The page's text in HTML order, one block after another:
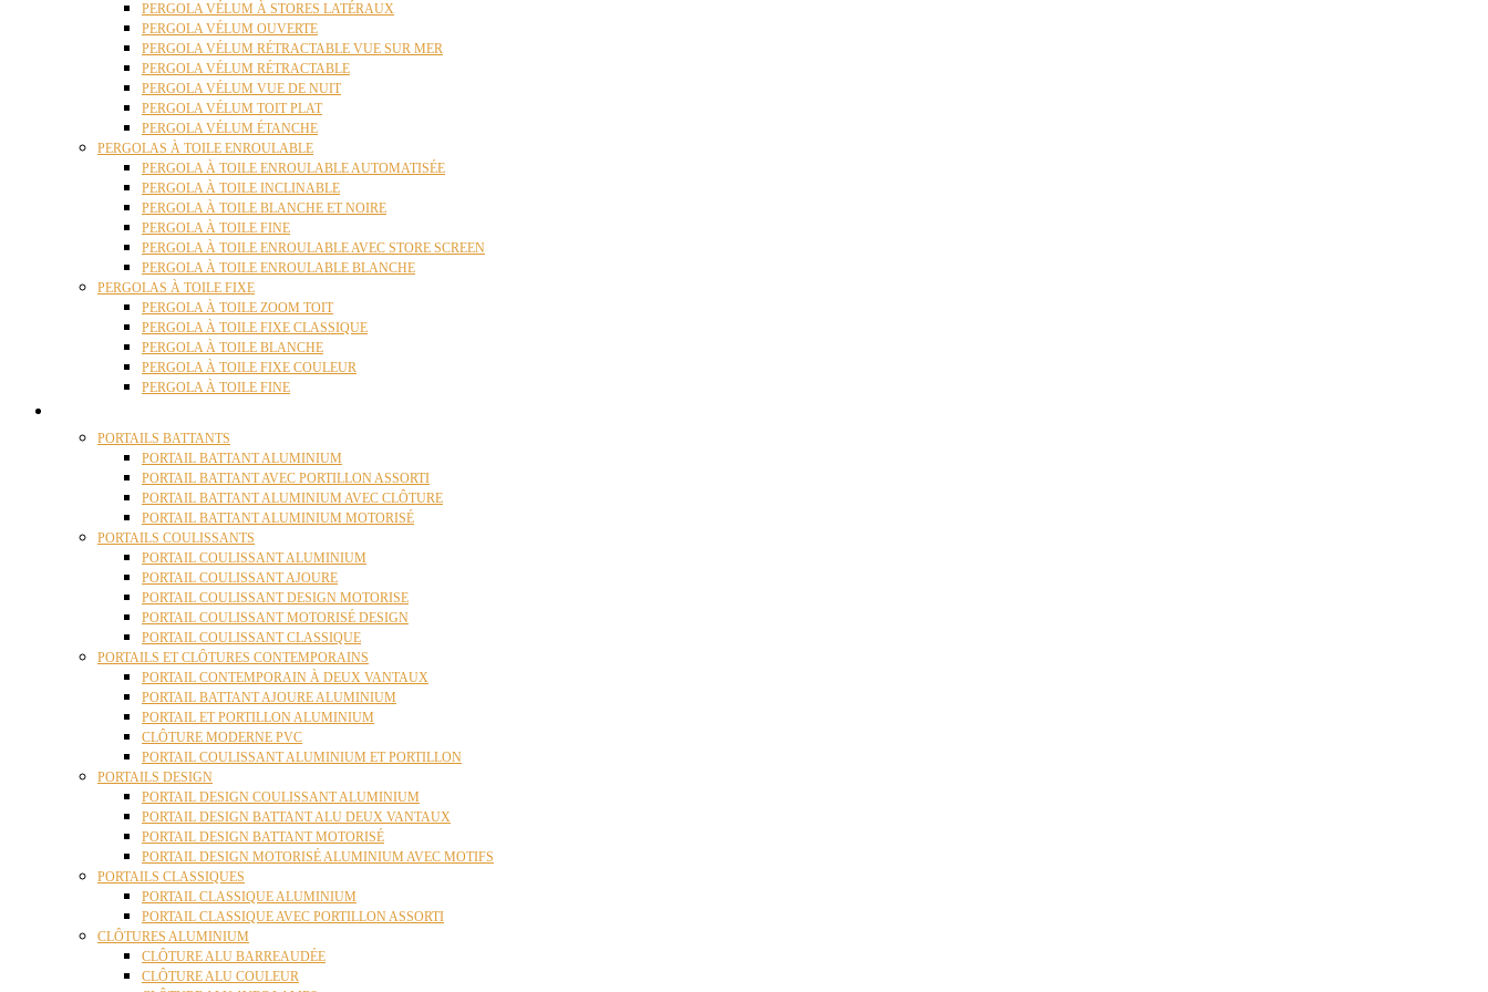
PERGOLA VÉLUM À STORES LATÉRAUX
PERGOLA VÉLUM OUVERTE
PERGOLA VÉLUM RÉTRACTABLE VUE SUR MER
PERGOLA VÉLUM RÉTRACTABLE
PERGOLA VÉLUM VUE DE NUIT
PERGOLA VÉLUM TOIT PLAT
PERGOLA VÉLUM ÉTANCHE
PERGOLAS À TOILE ENROULABLE
PERGOLA À TOILE ENROULABLE AUTOMATISÉE
PERGOLA À TOILE INCLINABLE
PERGOLA À TOILE BLANCHE ET NOIRE
PERGOLA À TOILE FINE
PERGOLA À TOILE ENROULABLE AVEC STORE SCREEN
PERGOLA À TOILE ENROULABLE BLANCHE
PERGOLAS À TOILE FIXE
PERGOLA À TOILE ZOOM TOIT
PERGOLA À TOILE FIXE CLASSIQUE
PERGOLA À TOILE BLANCHE
PERGOLA À TOILE FIXE COULEUR
PERGOLA À TOILE FINE
PORTAILS BATTANTS
PORTAIL BATTANT ALUMINIUM
PORTAIL BATTANT AVEC PORTILLON ASSORTI
PORTAIL BATTANT ALUMINIUM AVEC CLÔTURE
PORTAIL BATTANT ALUMINIUM MOTORISÉ
PORTAILS COULISSANTS
PORTAIL COULISSANT ALUMINIUM
PORTAIL COULISSANT AJOURE
PORTAIL COULISSANT DESIGN MOTORISE
PORTAIL COULISSANT MOTORISÉ DESIGN
PORTAIL COULISSANT CLASSIQUE
PORTAILS ET CLÔTURES CONTEMPORAINS
PORTAIL CONTEMPORAIN À DEUX VANTAUX
PORTAIL BATTANT AJOURE ALUMINIUM
PORTAIL ET PORTILLON ALUMINIUM
CLÔTURE MODERNE PVC
PORTAIL COULISSANT ALUMINIUM ET PORTILLON
PORTAILS DESIGN
PORTAIL DESIGN COULISSANT ALUMINIUM
PORTAIL DESIGN BATTANT ALU DEUX VANTAUX
PORTAIL DESIGN BATTANT MOTORISÉ
PORTAIL DESIGN MOTORISÉ ALUMINIUM AVEC MOTIFS
PORTAILS CLASSIQUES
PORTAIL CLASSIQUE ALUMINIUM
PORTAIL CLASSIQUE AVEC PORTILLON ASSORTI
CLÔTURES ALUMINIUM
CLÔTURE ALU BARREAUDÉE
CLÔTURE ALU COULEUR